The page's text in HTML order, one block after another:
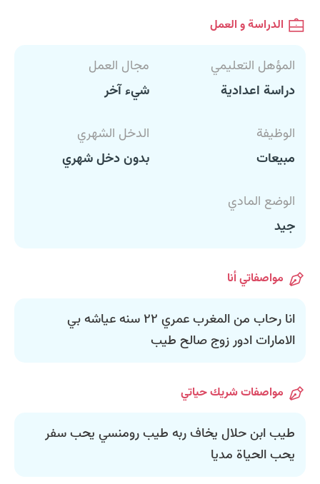
الدراسة و العمل
المؤهل التعليمي
دراسة اعدادية
مجال العمل
شيء آخر
الوظيفة
مبيعات
الدخل الشهري
بدون دخل شهري
الوضع المادي
جيد
مواصفاتي أنا
انا رحاب من المغرب عمري ٢٢ سنه عياشه بي
الامارات ادور زوج صالح طيب
مواصفات شريك حياتي
طيب ابن حلال يخاف ربه طيب رومنسي يحب سفر
يحب الحياة مديا